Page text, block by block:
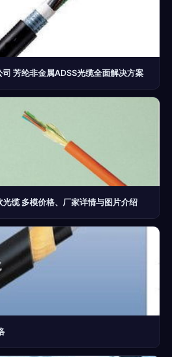
芳纶非金属ADSS光缆全面解决方案
缆 多模价格、厂家详情与图片介绍